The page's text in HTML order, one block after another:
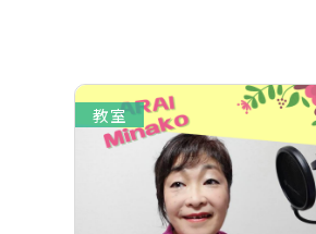
教室